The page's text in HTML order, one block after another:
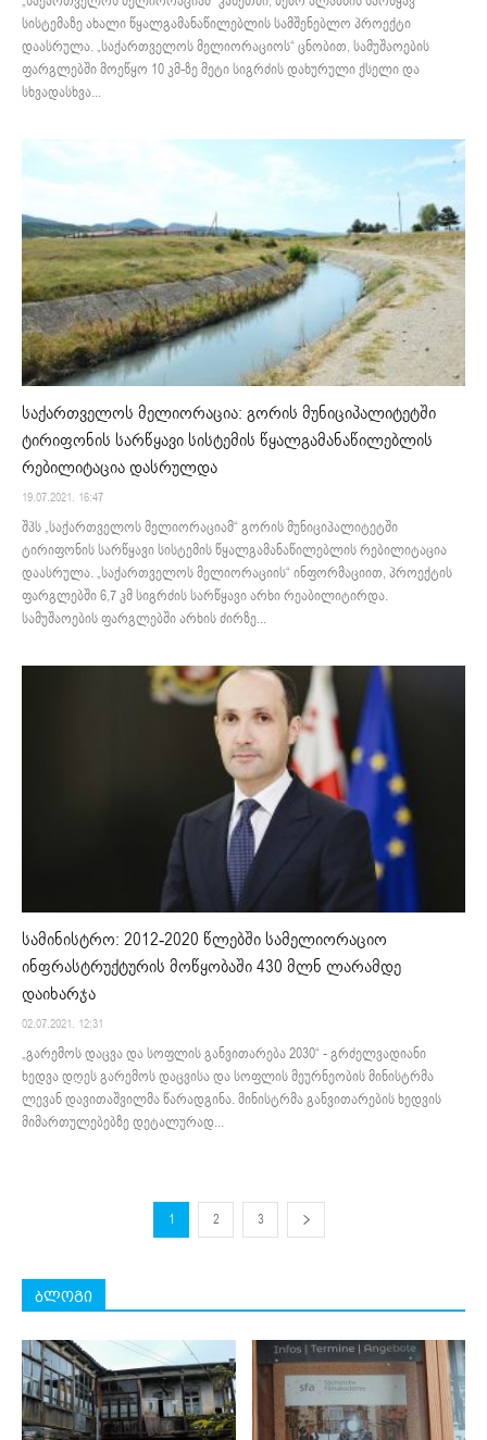
სისტემაზე ახალი წყალგამანაწილებლის სამშენებლო პროექტი
დაასრულა. „საქართველოს მელიორაციოს“ ცნობით, სამუშაოების
ფარგლებში მოეწყო 10 კმ-ზე მეტი სიგრძის დახურული ქსელი და
სხვადასხვა...
საქართველოს მელიორაცია: გორის მუნიციპალიტეტში
ტირიფონის სარწყავი სისტემის წყალგამანაწილებლის
რებილიტაცია დასრულდა
19.07.2021. 16:47
შპს „საქართველოს მელიორაციამ“ გორის მუნიციპალიტეტში
ტირიფონის სარწყავი სისტემის წყალგამანაწილებლის რებილიტაცია
დაასრულა. „საქართველოს მელიორაციის“ ინფორმაციით, პროექტის
ფარგლებში 6,7 კმ სიგრძის სარწყავი არხი რეაბილიტირდა.
სამუშაოების ფარგლებში არხის ძირზე...
სამინისტრო: 2012-2020 წლებში სამელიორაციო
ინფრასტრუქტურის მოწყობაში 430 მლნ ლარამდე
დაიხარჯა
02.07.2021. 12:31
„გარემოს დაცვა და სოფლის განვითარება 2030“ - გრძელვადიანი
ხედვა დღეს გარემოს დაცვისა და სოფლის მეურნეობის მინისტრმა
ლევან დავითაშვილმა წარადგინა. მინისტრმა განვითარების ხედვის
მიმართულებებზე დეტალურად...
1 2 3
ბლოგი